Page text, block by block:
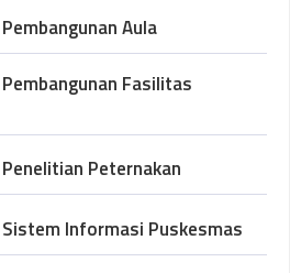
Aula
Fasilitas
Peternakan
Informasi Puskesmas